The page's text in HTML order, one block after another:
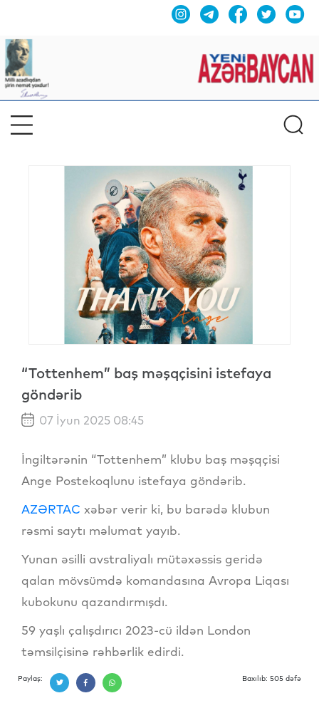
“Tottenhem” baş məşqçisini istefaya
göndərib
07 İyun 2025 08:45
İngiltərənin “Tottenhem” klubu baş məşqçisi
Ange Postekoqlunu istefaya göndərib.
AZƏRTAC xəbər verir ki, bu barədə klubun
rəsmi saytı məlumat yayıb.
Yunan əsilli avstraliyalı mütəxəssis geridə
qalan mövsümdə komandasına Avropa Liqası
kubokunu qazandırmışdı.
59 yaşlı çalışdırıcı 2023-cü ildən London
təmsilçisinə rəhbərlik edirdi.
Paylaş: Baxılıb: 505 dəfə